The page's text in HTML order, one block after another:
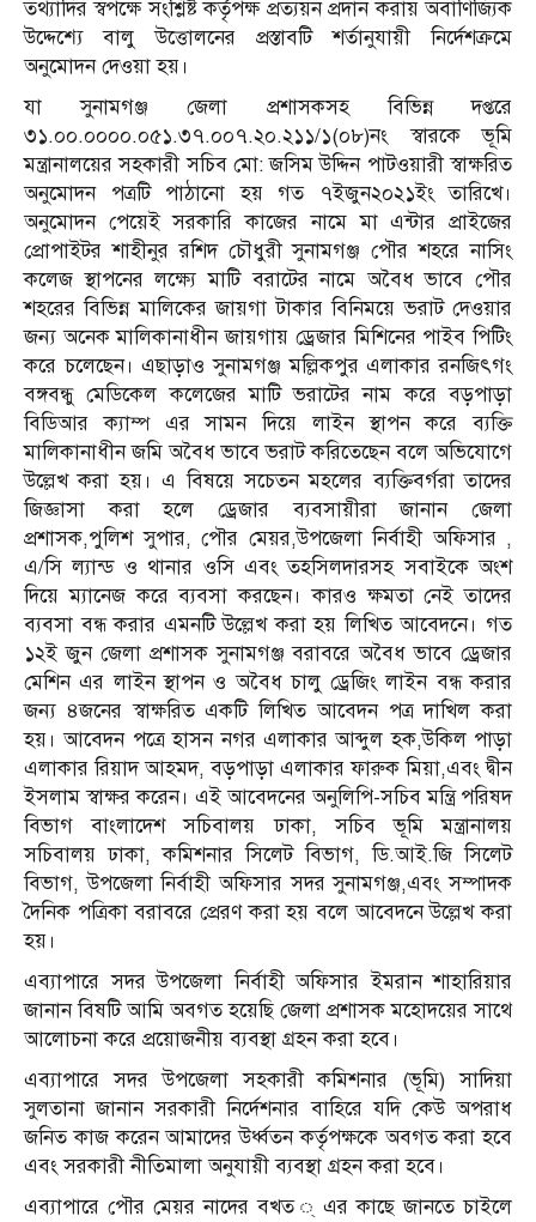
তথ্যাদির স্বপক্ষে সংশ্লিষ্ট কর্তৃপক্ষ প্রত্যয়ন প্রদান করায় অবাণিজ্যিক
উদ্দেশ্যে বালু উত্তোলনের প্রস্তাবটি শর্তানুযায়ী নির্দেশক্রমে
অনুমোদন দেওয়া হয়।
যা সুনামগঞ্জ জেলা প্রশাসকসহ বিভিন্ন দপ্তরে
৩১.০০.০০০০.০৫১.৩৭.০০৭.২০.২১১/১(০৮)নং স্বারকে ভূমি
মন্ত্রানালয়ের সহকারী সচিব মো: জসিম উদ্দিন পাটওয়ারী স্বাক্ষরিত
অনুমোদন পত্রটি পাঠানো হয় গত ৭ইজুন২০২১ইং তারিখে।
অনুমোদন পেয়েই সরকারি কাজের নামে মা এন্টার প্রাইজের
প্রোপাইটর শাহীনুর রশিদ চৌধুরী সুনামগঞ্জ পৌর শহরে নাসিং
কলেজ স্থাপনের লক্ষ্যে মাটি বরাটের নামে অবৈধ ভাবে পৌর
শহরের বিভিন্ন মালিকের জায়গা টাকার বিনিময়ে ভরাট দেওয়ার
জন্য অনেক মালিকানাধীন জায়গায় ড্রেজার মিশিনের পাইব পিটিং
করে চলেছেন। এছাড়াও সুনামগঞ্জ মল্লিকপুর এলাকার রনজিৎগং
বঙ্গবন্ধু মেডিকেল কলেজের মাটি ভরাটের নাম করে বড়পাড়া
বিডিআর ক্যাম্প এর সামন দিয়ে লাইন স্থাপন করে ব্যক্তি
মালিকানাধীন জমি অবৈধ ভাবে ভরাট করিতেছেন বলে অভিযোগে
উল্লেখ করা হয়। এ বিষয়ে সচেতন মহলের ব্যক্তিবর্গরা তাদের
জিজ্ঞাসা করা হলে ড্রেজার ব্যবসায়ীরা জানান জেলা
প্রশাসক,পুলিশ সুপার, পৌর মেয়র,উপজেলা নির্বাহী অফিসার ,
এ/সি ল্যান্ড ও থানার ওসি এবং তহসিলদারসহ সবাইকে অংশ
দিয়ে ম্যানেজ করে ব্যবসা করছেন। কারও ক্ষমতা নেই তাদের
ব্যবসা বন্ধ করার এমনটি উল্লেখ করা হয় লিখিত আবেদনে। গত
১২ই জুন জেলা প্রশাসক সুনামগঞ্জ বরাবরে অবৈধ ভাবে ড্রেজার
মেশিন এর লাইন স্থাপন ও অবৈধ চালু ড্রেজিং লাইন বন্ধ করার
জন্য ৪জনের স্বাক্ষরিত একটি লিখিত আবেদন পত্র দাখিল করা
হয়। আবেদন পত্রে হাসন নগর এলাকার আব্দুল হক,উকিল পাড়া
এলাকার রিয়াদ আহমদ, বড়পাড়া এলাকার ফারুক মিয়া,এবং দ্বীন
ইসলাম স্বাক্ষর করেন। এই আবেদনের অনুলিপি-সচিব মন্ত্রি পরিষদ
বিভাগ বাংলাদেশ সচিবালয় ঢাকা, সচিব ভূমি মন্ত্রানালয়
সচিবালয় ঢাকা, কমিশনার সিলেট বিভাগ, ডি.আই.জি সিলেট
বিভাগ, উপজেলা নির্বাহী অফিসার সদর সুনামগঞ্জ,এবং সম্পাদক
দৈনিক পত্রিকা বরাবরে প্রেরণ করা হয় বলে আবেদনে উল্লেখ করা
হয়।
এব্যাপারে সদর উপজেলা নির্বাহী অফিসার ইমরান শাহারিয়ার
জানান বিষটি আমি অবগত হয়েছি জেলা প্রশাসক মহোদয়ের সাথে
আলোচনা করে প্রয়োজনীয় ব্যবস্থা গ্রহন করা হবে।
এব্যাপারে সদর উপজেলা সহকারী কমিশনার (ভূমি) সাদিয়া
সুলতানা জানান সরকারী নির্দেশনার বাহিরে যদি কেউ অপরাধ
জনিত কাজ করেন আমাদের উর্ধ্বতন কর্তৃপক্ষকে অবগত করা হবে
এবং সরকারী নীতিমালা অনুযায়ী ব্যবস্থা গ্রহন করা হবে।
এব্যাপারে পৌর মেয়র নাদের বখত ্ এর কাছে জানতে চাইলে